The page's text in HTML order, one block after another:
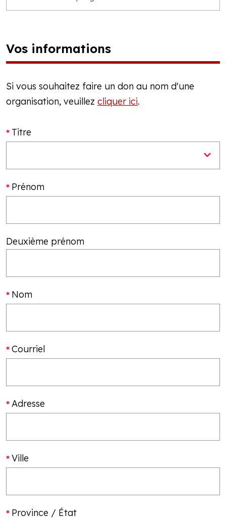
Vos informations
Si vous souhaitez faire un don au nom d'une
organisation, veuillez cliquer ici.
Titre
Prénom
Deuxième prénom
Nom
Courriel
Adresse
Ville
Province / État